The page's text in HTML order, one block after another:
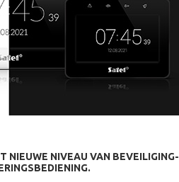
NIEUWE NIVEAU VAN BEVEILIGING-